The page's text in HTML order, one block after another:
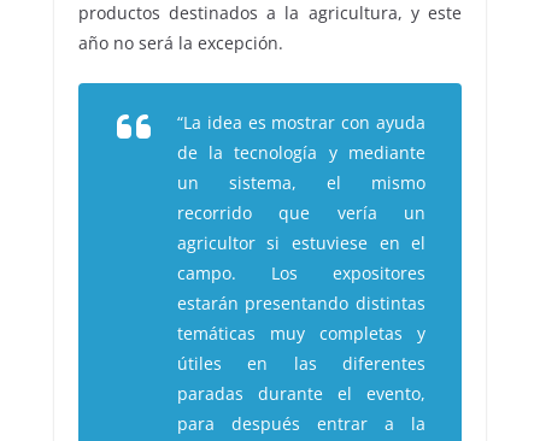
productos destinados a la agricultura, y este
año no será la excepción.
“La idea es mostrar con ayuda
de la tecnología y mediante
un sistema, el mismo
recorrido que vería un
agricultor si estuviese en el
campo. Los expositores
estarán presentando distintas
temáticas muy completas y
útiles en las diferentes
paradas durante el evento,
para después entrar a la